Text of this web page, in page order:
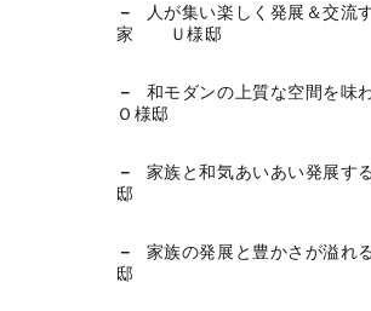
人が集い楽しく発展＆交流
家 Ｕ様邸
和モダンの上質な空間を味
Ｏ様邸
家族と和気あいあい発展す
邸
家族の発展と豊かさが溢
邸